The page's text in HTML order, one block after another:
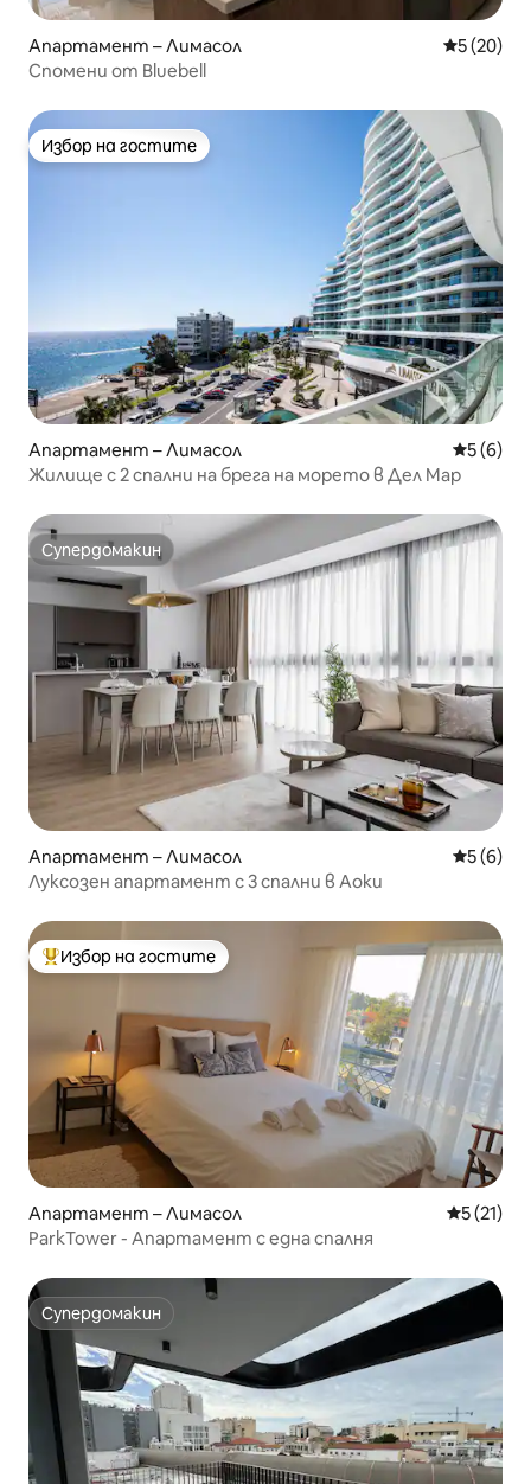
Апартамент – Лимасол Средна
5 (20)
Спомени от Bluebell
Избор на гостите
Избор на гостите
Апартамент – Лимасол Средна
5 (6)
Жилище с 2 спални на брега на морето в Дел Мар
Супердомакин
Супердомакин
Апартамент – Лимасол Средна
5 (6)
Луксозен апартамент с 3 спални в Аоки
Най-популярен избор на гостите
Избор на гостите
Апартамент – Лимасол Средна
5 (21)
ParkTower - Апартамент с една спалня
Супердомакин
Супердомакин